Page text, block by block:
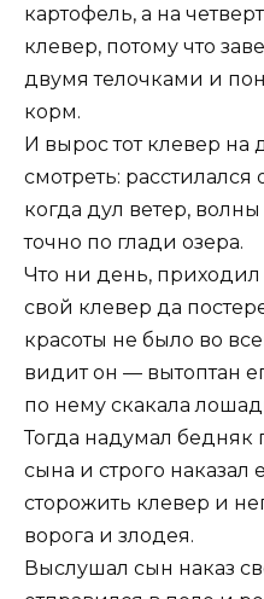
картофель, а на
клевер, потому что
двумя телочками и
корм.
И вырос тот клевер
смотреть:
когда дул ветер,
точно по глади озера.
Что ни день, приходил
свой клевер да
красоты не было во
видит он — вытоптан
по нему скакала
Тогда надумал бедняк
сына и строго наказал
сторожить клевер и
ворога и злодея.
Выслушал сын наказ